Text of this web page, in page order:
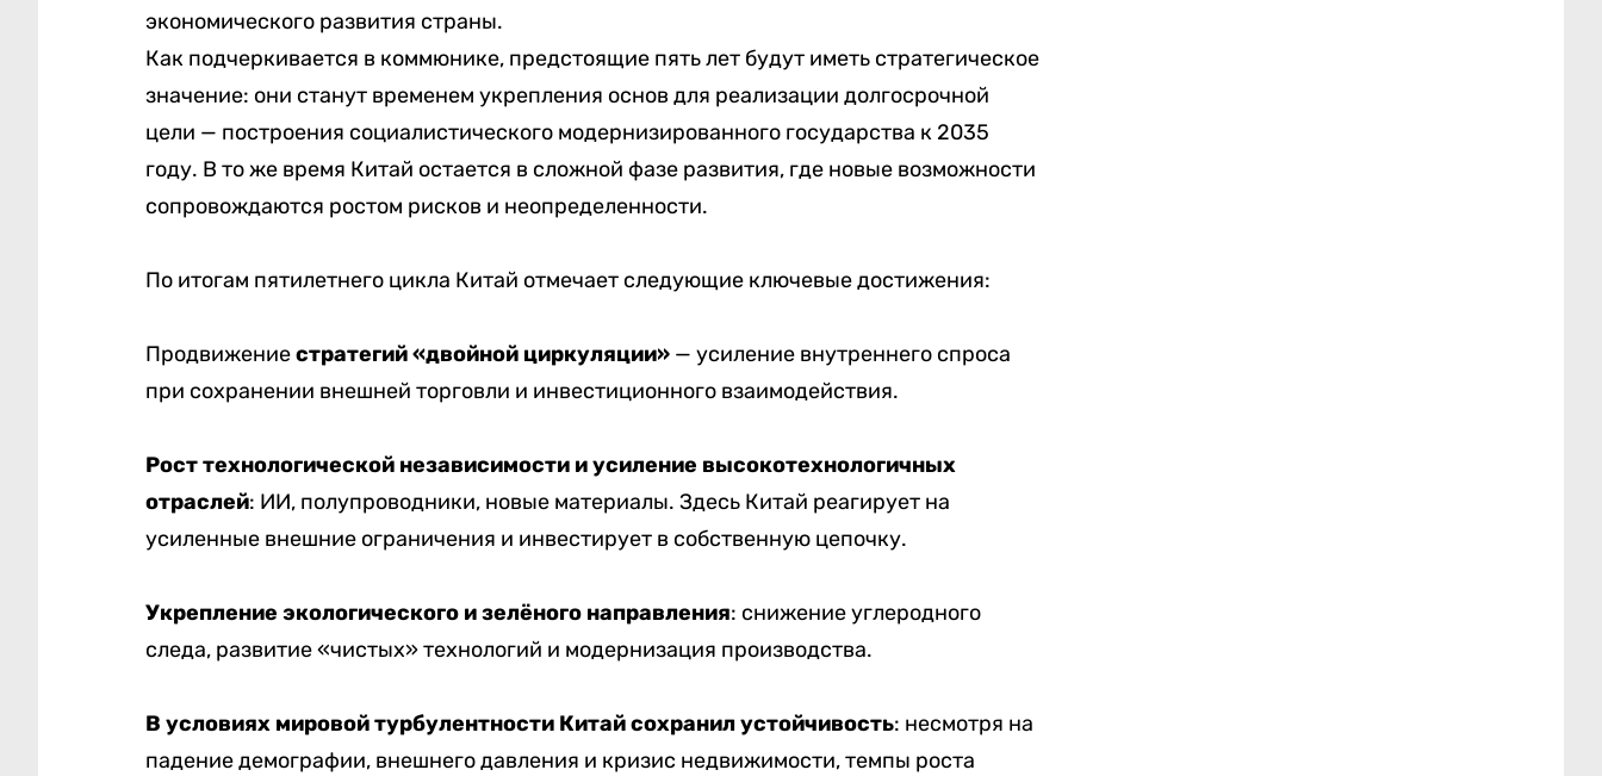
экономического развития страны.
Как подчеркивается в коммюнике, предстоящие пять лет будут иметь стратегическое
значение: они станут временем укрепления основ для реализации долгосрочной
цели — построения социалистического модернизированного государства к 2035
году. В то же время Китай остается в сложной фазе развития, где новые возможности
сопровождаются ростом рисков и неопределенности.
По итогам пятилетнего цикла Китай отмечает следующие ключевые достижения:
Продвижениестратегий «двойной циркуляции»— усиление внутреннего спроса
при сохранении внешней торговли и инвестиционного взаимодействия.
Рост технологической независимости и усиление высокотехнологичных
отраслей: ИИ, полупроводники, новые материалы. Здесь Китай реагирует на
усиленные внешние ограничения и инвестирует в собственную цепочку.
Укрепление экологического и зелёного направления: снижение углеродного
следа, развитие «чистых» технологий и модернизация производства.
В условиях мировой турбулентности Китай сохранил устойчивость: несмотря на
падение демографии, внешнего давления и кризис недвижимости, темпы роста